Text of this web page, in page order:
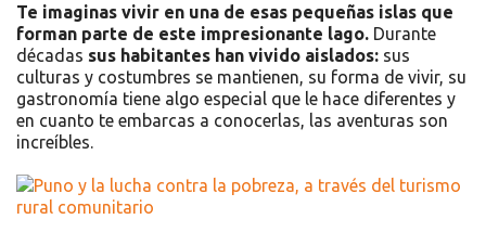
Te imaginas vivir en una de esas pequeñas islas que
forman parte de este impresionante lago. Durante
décadas sus habitantes han vivido aislados: sus
culturas y costumbres se mantienen, su forma de vivir, su
gastronomía tiene algo especial que le hace diferentes y
en cuanto te embarcas a conocerlas, las aventuras son
increíbles.